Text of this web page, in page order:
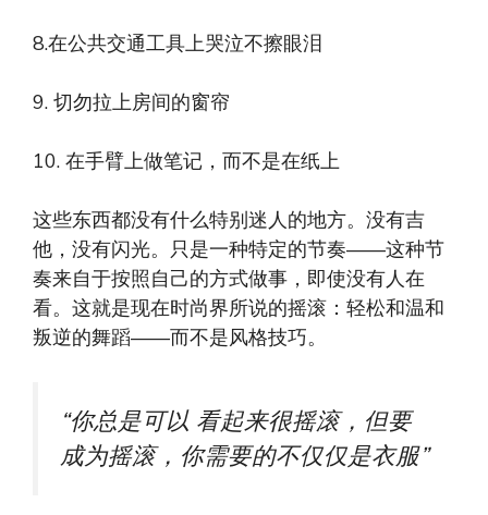
8.在公共交通工具上哭泣不擦眼泪
9. 切勿拉上房间的窗帘
10. 在手臂上做笔记，而不是在纸上
这些东西都没有什么特别迷人的地方。没有吉
他，没有闪光。只是一种特定的节奏——这种节
奏来自于按照自己的方式做事，即使没有人在
看。这就是现在时尚界所说的摇滚：轻松和温和
叛逆的舞蹈——而不是风格技巧。
“你总是可以 看起来很摇滚，但要
成为摇滚，你需要的不仅仅是衣服”